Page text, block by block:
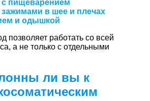
пищеварением
в шее и плечах
и одышкой
позволяет работать со всей
а не только с отдельными
ли вы к